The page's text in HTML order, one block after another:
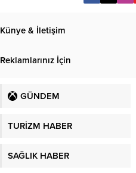
Künye & İletişim
Reklamlarınız İçin
GÜNDEM
TURİZM HABER
SAĞLIK HABER